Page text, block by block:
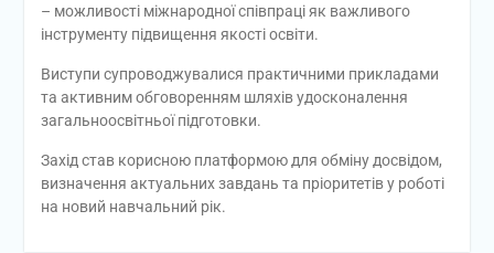
– можливості міжнародної співпраці як важливого
інструменту підвищення якості освіти.
Виступи супроводжувалися практичними прикладами
та активним обговоренням шляхів удосконалення
загальноосвітньої підготовки.
Захід став корисною платформою для обміну досвідом,
визначення актуальних завдань та пріоритетів у роботі
на новий навчальний рік.